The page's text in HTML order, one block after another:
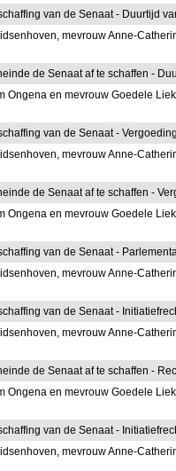
van de Senaat - Duurtijd
mevrouw Anne-
de Senaat af te schaffen -
Ongena en mevrouw Goedele
van de Senaat -
mevrouw Anne-
de Senaat af te schaffen -
Ongena en mevrouw Goedele
van de Senaat -
mevrouw Anne-
van de Senaat -
mevrouw Anne-
de Senaat af te schaffen -
Ongena en mevrouw Goedele
van de Senaat -
mevrouw Anne-